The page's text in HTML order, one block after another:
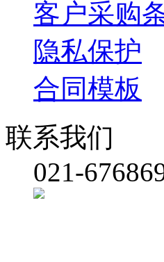
客户采购
隐私保护
合同模板
联系我们
021-